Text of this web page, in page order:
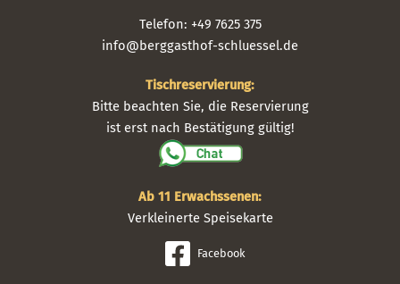
Telefon: +49 7625 375
info@berggasthof-schluessel.de
Tischreservierung:
Bitte beachten Sie, die Reservierung
ist erst nach Bestätigung gültig!
Ab 11 Erwachssenen:
Verkleinerte Speisekarte
Facebook